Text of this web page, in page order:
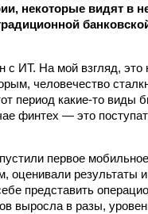
некоторые видят в
с ИТ. На мой взгляд, это
человечество
период какие-то виды
финтех — это
первое
оценивали результаты
представить
выросла в разы,